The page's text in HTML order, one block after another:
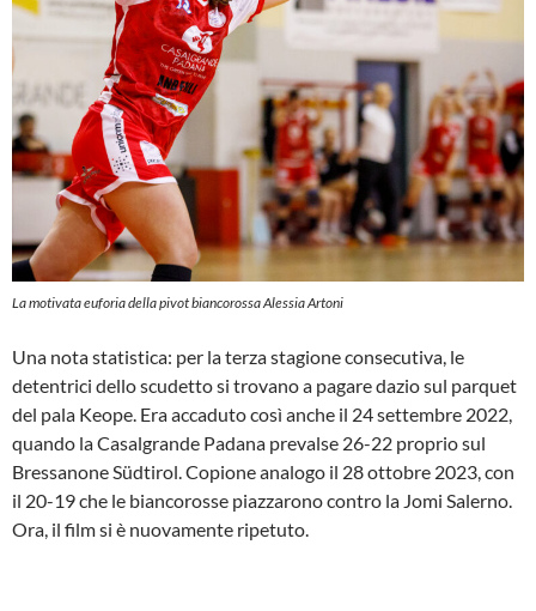
La motivata euforia della pivot biancorossa Alessia Artoni
Una nota statistica: per la terza stagione consecutiva, le
detentrici dello scudetto si trovano a pagare dazio sul parquet
del pala Keope. Era accaduto così anche il 24 settembre 2022,
quando la Casalgrande Padana prevalse 26-22 proprio sul
Bressanone Südtirol. Copione analogo il 28 ottobre 2023, con
il 20-19 che le biancorosse piazzarono contro la Jomi Salerno.
Ora, il film si è nuovamente ripetuto.